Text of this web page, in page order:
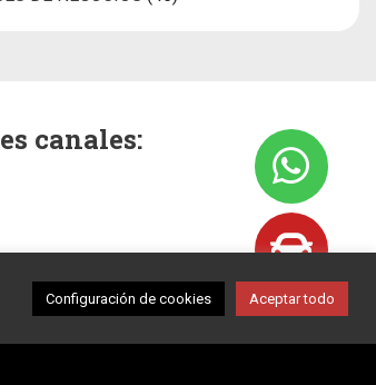
canales:
Configuración de cookies Aceptar todo